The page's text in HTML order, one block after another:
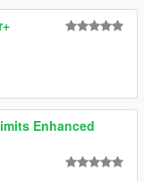
Enhanced